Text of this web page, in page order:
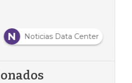
N Noticias Data Center